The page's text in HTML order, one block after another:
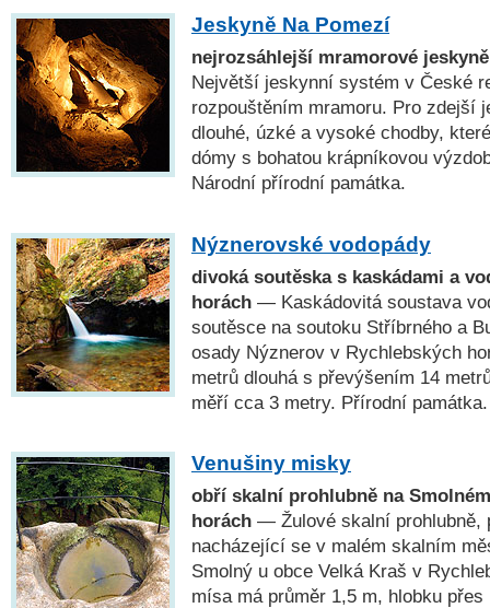
Jeskyně Na Pomezí
nejrozsáhlejší mramorové
Největší jeskynní systém v České
rozpouštěním mramoru. Pro zdejší
dlouhé, úzké a vysoké chodby,
dómy s bohatou krápníkovou
Národní přírodní památka.
Nýznerovské vodopády
divoká soutěska s kaskádami a
horách — Kaskádovitá soustava
soutěsce na soutoku Stříbrného a
osady Nýznerov v Rychlebských
metrů dlouhá s převýšením 14
měří cca 3 metry. Přírodní památka.
Venušiny misky
obří skalní prohlubně na
horách — Žulové skalní prohlubně,
nacházející se v malém skalním
Smolný u obce Velká Kraš v
mísa má průměr 1,5 m, hlobku